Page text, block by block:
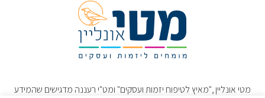
מטי אונליין ,"מאיץ לטיפוח יזמות ועסקים" ומט"י רעננה מדגישים שהמידע